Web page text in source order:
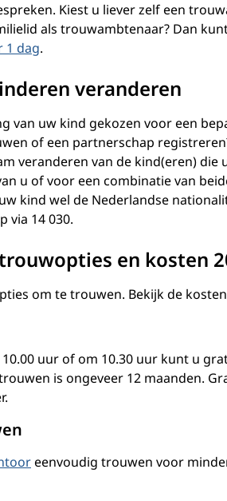
Kiest u liever zelf een
als trouwambtenaar? Dan
1 dag.
veranderen
van uw kind gekozen voor een
of een partnerschap
veranderen van de kind(eren)
u of voor een combinatie van
kind wel de Nederlandse
via 14 030.
en kosten
om te trouwen. Bekijk de
uur of om 10.30 uur kunt u
is ongeveer 12 maanden.
eenvoudig trouwen voor